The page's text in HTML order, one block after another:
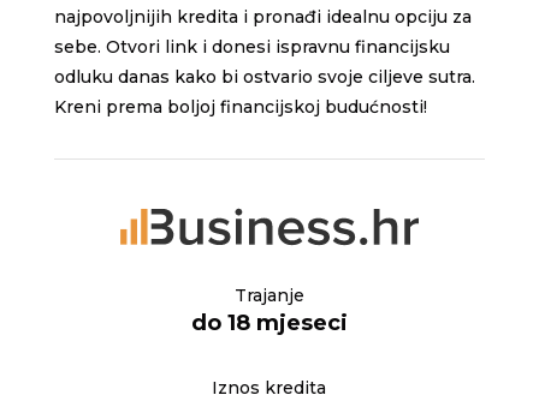
najpovoljnijih kredita i pronađi idealnu opciju za
sebe. Otvori link i donesi ispravnu financijsku
odluku danas kako bi ostvario svoje ciljeve sutra.
Kreni prema boljoj financijskoj budućnosti!
Trajanje
do 18 mjeseci
Iznos kredita